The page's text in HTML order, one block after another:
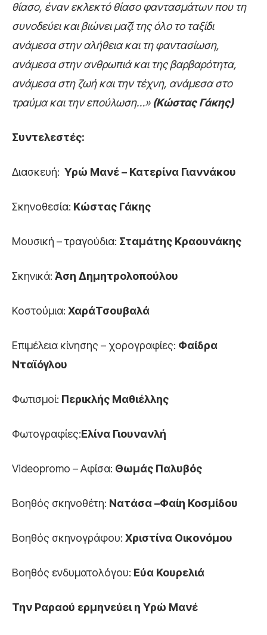
θίασο, έναν εκλεκτό θίασο φαντασμάτων που τη
συνοδεύει και βιώνει μαζί της όλο το ταξίδι
ανάμεσα στην αλήθεια και τη φαντασίωση,
ανάμεσα στην ανθρωπιά και της βαρβαρότητα,
ανάμεσα στη ζωή και την τέχνη, ανάμεσα στο
τραύμα και την επούλωση…» (Κώστας Γάκης)
Συντελεστές:
Διασκευή: Υρώ Μανέ – Κατερίνα Γιαννάκου
Σκηνοθεσία: Κώστας Γάκης
Μουσική – τραγούδια: Σταμάτης Κραουνάκης
Σκηνικά: Άση Δημητρολοπούλου
Κοστούμια: ΧαράΤσουβαλά
Επιμέλεια κίνησης – χορογραφίες: Φαίδρα
Νταϊόγλου
Φωτισμοί: Περικλής Μαθιέλλης
Φωτογραφίες:Ελίνα Γιουνανλή
Videopromo – Αφίσα: Θωμάς Παλυβός
Βοηθός σκηνοθέτη: Νατάσα –Φαίη Κοσμίδου
Βοηθός σκηνογράφου: Χριστίνα Οικονόμου
Βοηθός ενδυματολόγου: Εύα Κουρελιά
Την Ραραού ερμηνεύει η Υρώ Μανέ